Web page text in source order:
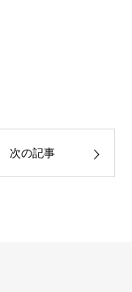
次の記事